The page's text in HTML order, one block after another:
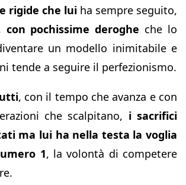
rigide che lui ha sempre seguito,
con pochissime deroghe che lo
un modello inimitabile e
tende a seguire il perfezionismo.
, con il tempo che avanza e con
che scalpitano, i sacrifici
ma lui ha nella testa la voglia
1, la volontà di competere